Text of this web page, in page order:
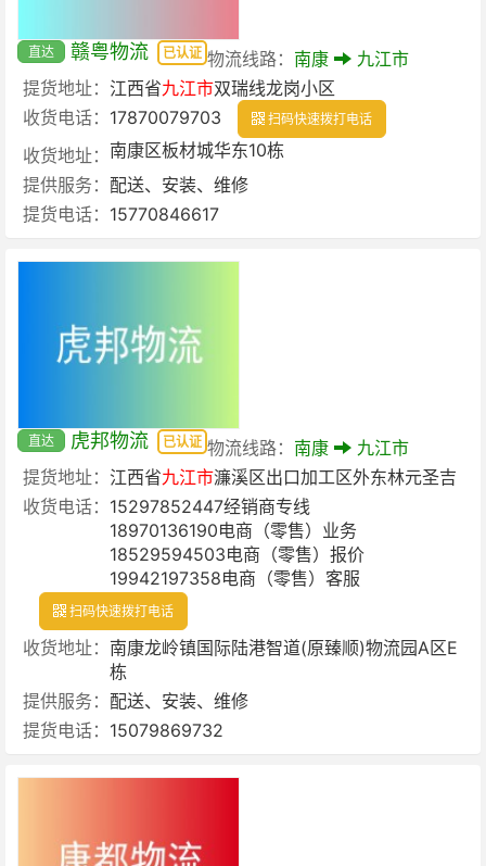
直达 赣粤物流 已认证 物流线路： 南康
九江市
提货地址： 江西省九江市双瑞线龙岗小区
收货电话： 17870079703 扫码快速拨打电话
收货地址： 南康区板材城华东10栋
提供服务： 配送、安装、维修
提货电话： 15770846617
直达 虎邦物流 已认证 物流线路： 南康
九江市
提货地址： 江西省九江市濂溪区出口加工区外东林元圣吉
收货电话： 15297852447经销商专线
18970136190电商（零售）业务
18529594503电商（零售）报价
19942197358电商（零售）客服
扫码快速拨打电话
收货地址： 南康龙岭镇国际陆港智道(原臻顺)物流园A区E
栋
提供服务： 配送、安装、维修
提货电话： 15079869732